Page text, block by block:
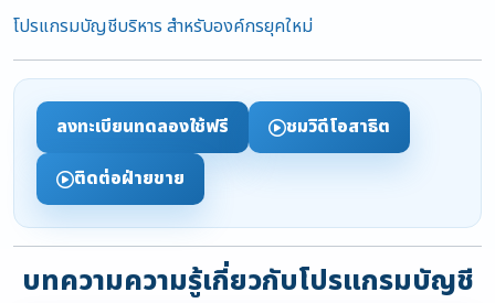
โปรแกรมบัญชีบริหาร สำหรับองค์กรยุคใหม่
ลงทะเบียนทดลองใช้ฟรี
ชมวิดีโอสาธิต
ติดต่อฝ่ายขาย
บทความความรู้เกี่ยวกับโปรแกรมบัญชี